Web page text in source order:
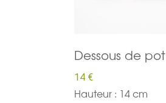
Dessous de pot
14 €
Hauteur : 14 cm